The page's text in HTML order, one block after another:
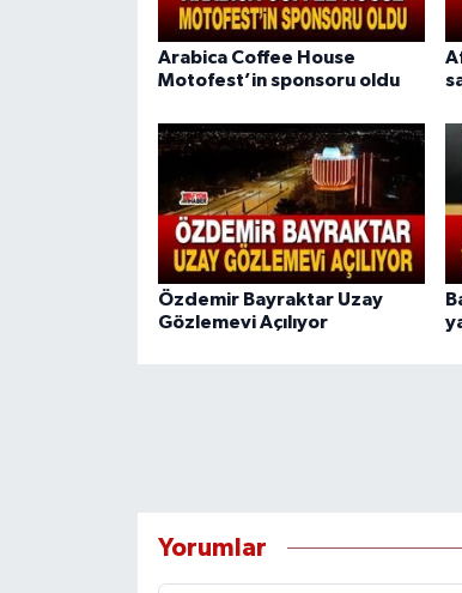
Arabica Coffee House
Motofest’in sponsoru oldu
Özdemir Bayraktar Uzay
Gözlemevi Açılıyor
Yorumlar